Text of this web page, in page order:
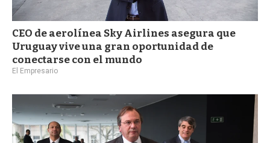
CEO de aerolínea Sky Airlines asegura que
Uruguay vive una gran oportunidad de
conectarse con el mundo
El Empresario